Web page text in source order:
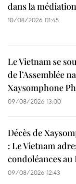
dans la
10/08/2026 01:45
Le Vietnam se
de l’Assemblée
Xaysomphone
09/08/2026 13:00
Décès de
: Le Vietnam
condoléances au
09/08/2026 12:43